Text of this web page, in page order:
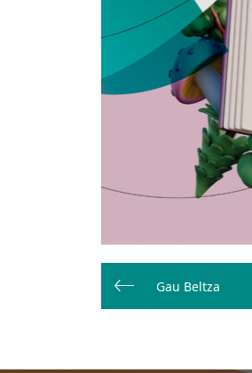
zeharGau Beltza